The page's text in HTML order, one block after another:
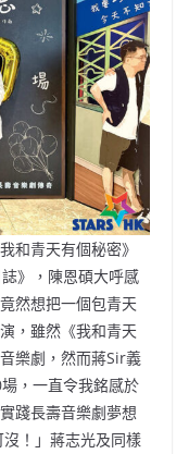
和青天有個秘密》
》，陳恩碩大呼感
然想把一個包青天
，雖然《我和青天
樂劇，然而蔣Sir義
，一直令我銘感於
踐長壽音樂劇夢想
！」蔣志光及同樣